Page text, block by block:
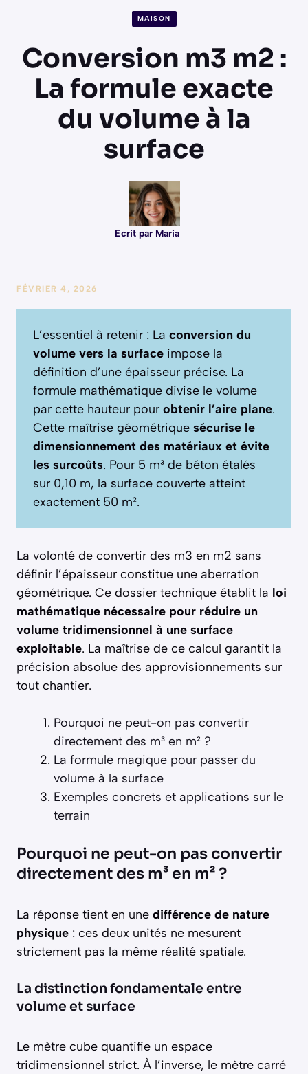
MAISON
Conversion m3 m2 :
La formule exacte
du volume à la
surface
Ecrit par Maria
FÉVRIER 4, 2026
L’essentiel à retenir : La conversion du
volume vers la surface impose la
définition d’une épaisseur précise. La
formule mathématique divise le volume
par cette hauteur pour obtenir l’aire plane.
Cette maîtrise géométrique sécurise le
dimensionnement des matériaux et évite
les surcoûts. Pour 5 m³ de béton étalés
sur 0,10 m, la surface couverte atteint
exactement 50 m².
La volonté de convertir des m3 en m2 sans
définir l’épaisseur constitue une aberration
géométrique. Ce dossier technique établit la loi
mathématique nécessaire pour réduire un
volume tridimensionnel à une surface
exploitable. La maîtrise de ce calcul garantit la
précision absolue des approvisionnements sur
tout chantier.
Pourquoi ne peut-on pas convertir
directement des m³ en m² ?
La formule magique pour passer du
volume à la surface
Exemples concrets et applications sur le
terrain
Pourquoi ne peut-on pas convertir
directement des m³ en m² ?
La réponse tient en une différence de nature
physique : ces deux unités ne mesurent
strictement pas la même réalité spatiale.
La distinction fondamentale entre
volume et surface
Le mètre cube quantifie un espace
tridimensionnel strict. À l’inverse, le mètre carré